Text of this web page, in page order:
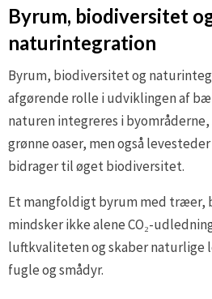
Byrum, biodiversitet
naturintegration
Byrum, biodiversitet og
afgørende rolle i udviklingen af
naturen integreres i
grønne oaser, men også
bidrager til øget biodiversitet.
Et mangfoldigt byrum med træer,
mindsker ikke alene CO₂-
luftkvaliteten og skaber naturlige
fugle og smådyr.